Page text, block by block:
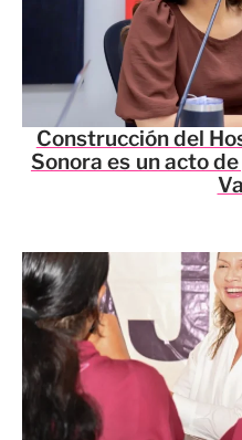
Construcción del
Sonora es un acto